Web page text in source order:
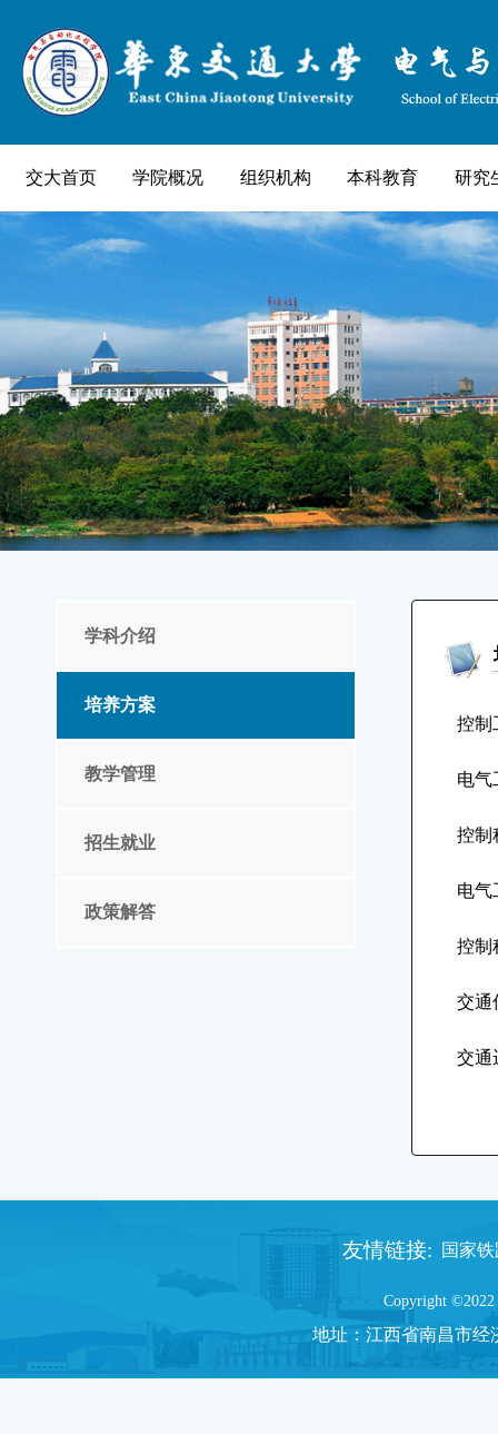
交大首页 学院概况 组织机构 本科教育 研究
学科介绍
培养方案
教学管理
招生就业
政策解答
控制
电气
控制
电气
控制
交通
交通
友情链接: 国家
Copyright ©2022
地址： 江西省南昌市经